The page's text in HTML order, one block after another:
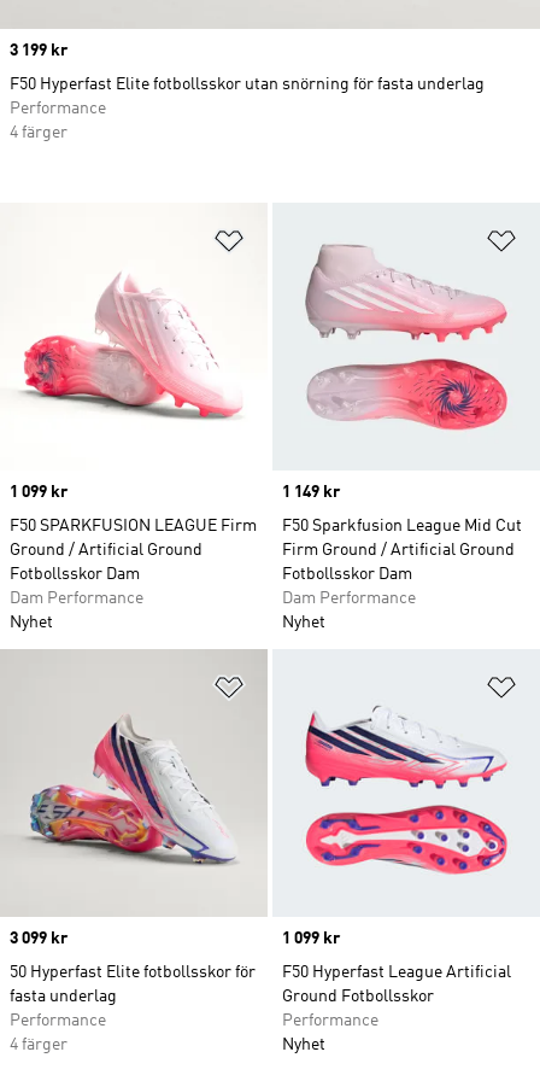
Price
1 099 kr
F50 SPARKFUSION LEAGUE Firm
Ground / Artificial Ground
Fotbollsskor Dam
Dam Performance
Nyhet
Price
1 149 kr
F50 Sparkfusion League Mid Cut
Firm Ground / Artificial Ground
Fotbollsskor Dam
Dam Performance
Nyhet
Price
3 099 kr
50 Hyperfast Elite fotbollsskor för
fasta underlag
Performance
4 färger
Price
1 099 kr
F50 Hyperfast League Artificial
Ground Fotbollsskor
Performance
Nyhet
Price
3 199 kr
F50 Hyperfast Elite fotbollsskor utan snörning för fasta underlag
Performance
4 färger